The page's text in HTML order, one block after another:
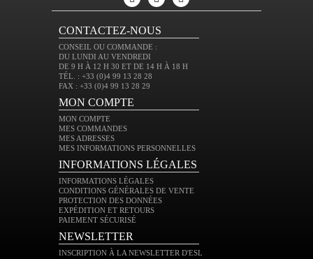
CONTACTEZ-NOUS
CONSEIL OU COMMANDE :
DU LUNDI AU VENDREDI
DE 9 H À 12 H 30 ET DE 14 H À 18 H
TÉL. : +33 (0)4 99 13 28 28
FAX : +33 (0)4 99 13 28 29
MON COMPTE
MON COMPTE
MES COMMANDES
MES ADRESSES
MES INFORMATIONS PERSONNELLES
INFORMATIONS LÉGALES
INFORMATIONS LÉGALES
CONDITIONS GÉNÉRALES DE VENTE
PROTECTION DES DONNÉES
EXPÉDITION ET RETOURS
PAIEMENT SÉCURISÉ
NEWSLETTER
INSCRIPTION À LA NEWSLETTER D'ESL